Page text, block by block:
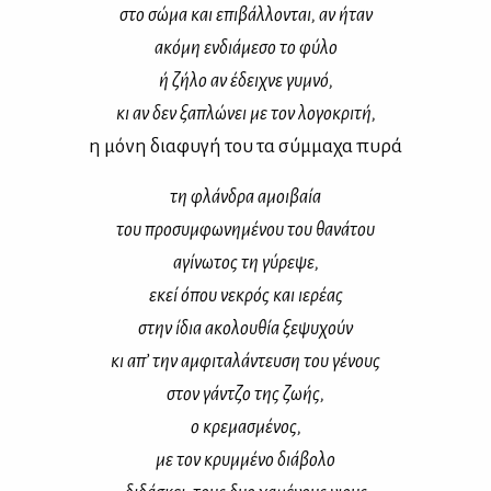
στο σώ­μα και επι­βάλ­λο­νται, αν ήταν
ακό­μη εν­διά­με­σο το φύ­λο
ή ζή­λο αν έδει­χνε γυ­μνό,
κι αν δεν ξα­πλώ­νει με τον λο­γο­κρι­τή,
η μό­νη δια­φυ­γή του τα σύμ­μα­χα πυ­ρά
τη φλάν­δρα αμοι­βαία
του προ­συμ­φω­νη­μέ­νου του θα­νά­του
αγί­νω­τος τη γύ­ρε­ψε,
εκεί όπου νε­κρός και ιε­ρέ­ας
στην ίδια ακο­λου­θία ξε­ψυ­χούν
κι απ’ την αμ­φι­τα­λά­ντευ­ση του γέ­νους
στον γάν­τζο της ζω­ής,
ο κρε­μα­σμέ­νος,
με τον κρυμ­μέ­νο διά­βο­λο